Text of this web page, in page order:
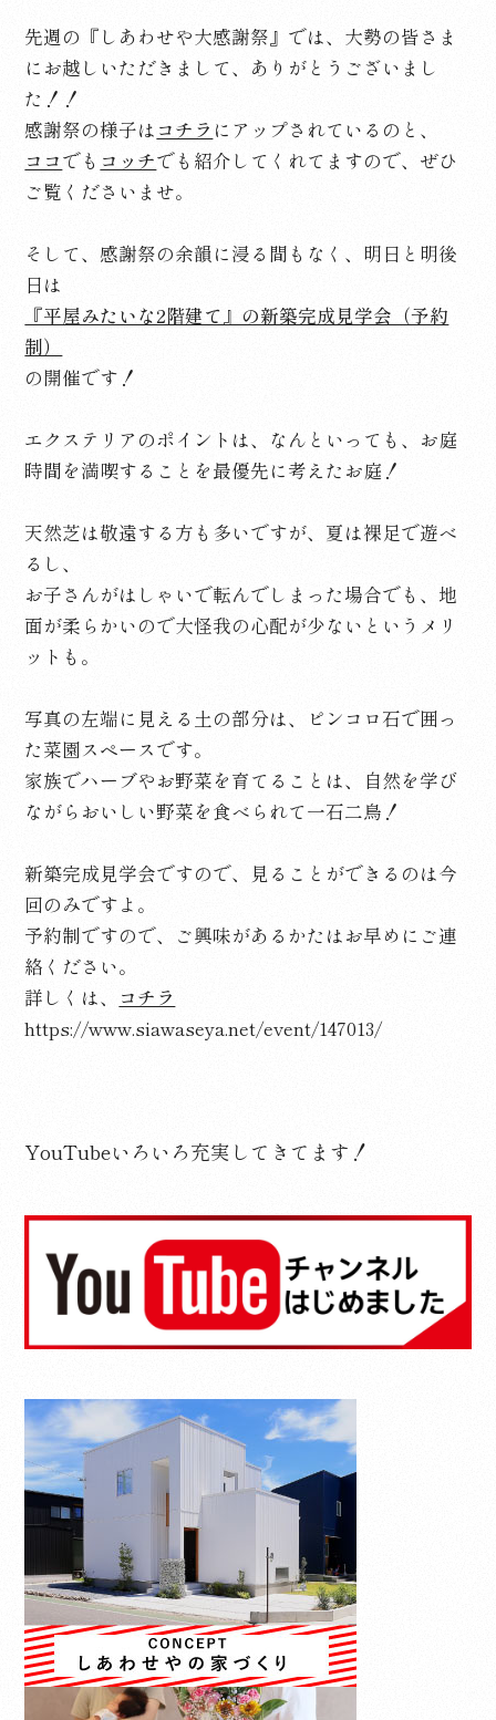
先週の『しあわせや大感謝祭』では、大勢の皆さま
にお越しいただきまして、ありがとうございまし
た！！
感謝祭の様子は コチラ にアップされているのと、
ココでも コッチでも紹介してくれてますので、ぜひ
ご覧くださいませ。
そして、感謝祭の余韻に浸る間もなく、明日と明後
日は
『平屋みたいな2階建て』の新築完成見学会（予約
制）
の開催です！
エクステリアのポイントは、なんといっても、お庭
時間を満喫することを最優先に考えたお庭！
天然芝は敬遠する方も多いですが、夏は裸足で遊べ
るし、
お子さんがはしゃいで転んでしまった場合でも、地
面が柔らかいので大怪我の心配が少ないというメリ
ットも。
写真の左端に見える土の部分は、ピンコロ石で囲っ
た菜園スペースです。
家族でハーブやお野菜を育てることは、自然を学び
ながらおいしい野菜を食べられて一石二鳥！
新築完成見学会ですので、見ることができるのは今
回のみですよ。
予約制ですので、ご興味があるかたはお早めにご連
絡ください。
詳しくは、
コチラ
https://www.siawaseya.net/event/147013/
YouTubeいろいろ充実してきてます！